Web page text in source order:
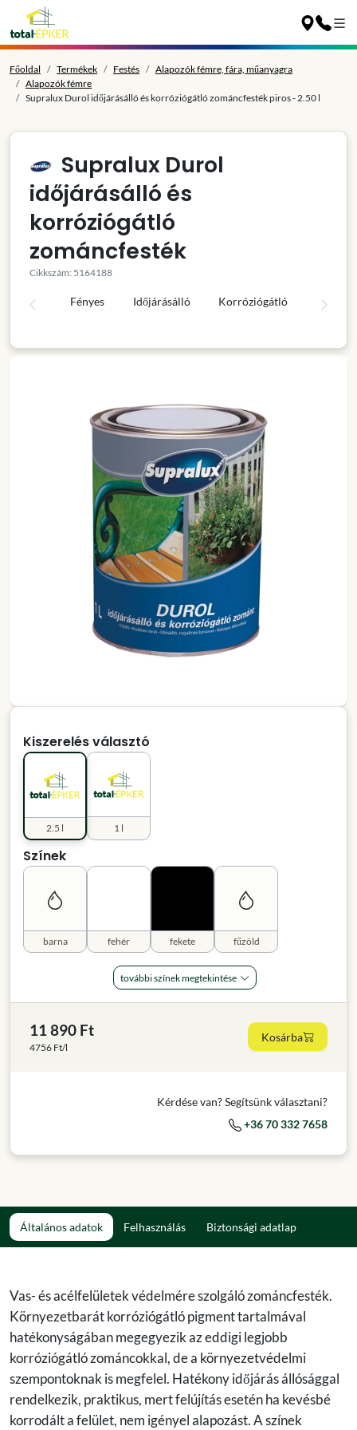
Főoldal Termékek Festés
Alapozók fémre, fára, műanyagra
Alapozók fémre
Supralux Durol időjárásálló és korróziógátló zománcfesték piros - 2.50 l
Supralux Durol
időjárásálló és
korróziógátló
zománcfesték
Cikkszám: 5164188
Fényes Időjárásálló Korróziógátló
Kiszerelés választó
1 l
2.5 l
Színek
barna fehér fekete fűzöld
további színek megtekintése
11 890 Ft
4756 Ft/l
Kosárba
Kérdése van? Segítsünk választani?
+36 70 332 7658
Általános adatok Felhasználás Biztonsági adatlap
Vas- és acélfelületek védelmére szolgáló zománcfesték.
Környezetbarát korróziógátló pigment tartalmával
hatékonyságában megegyezik az eddigi legjobb
korróziógátló zománcokkal, de a környezetvédelmi
szempontoknak is megfelel. Hatékony időjárás állósággal
rendelkezik, praktikus, mert felújítás esetén ha kevésbé
korrodált a felület, nem igényel alapozást. A színek